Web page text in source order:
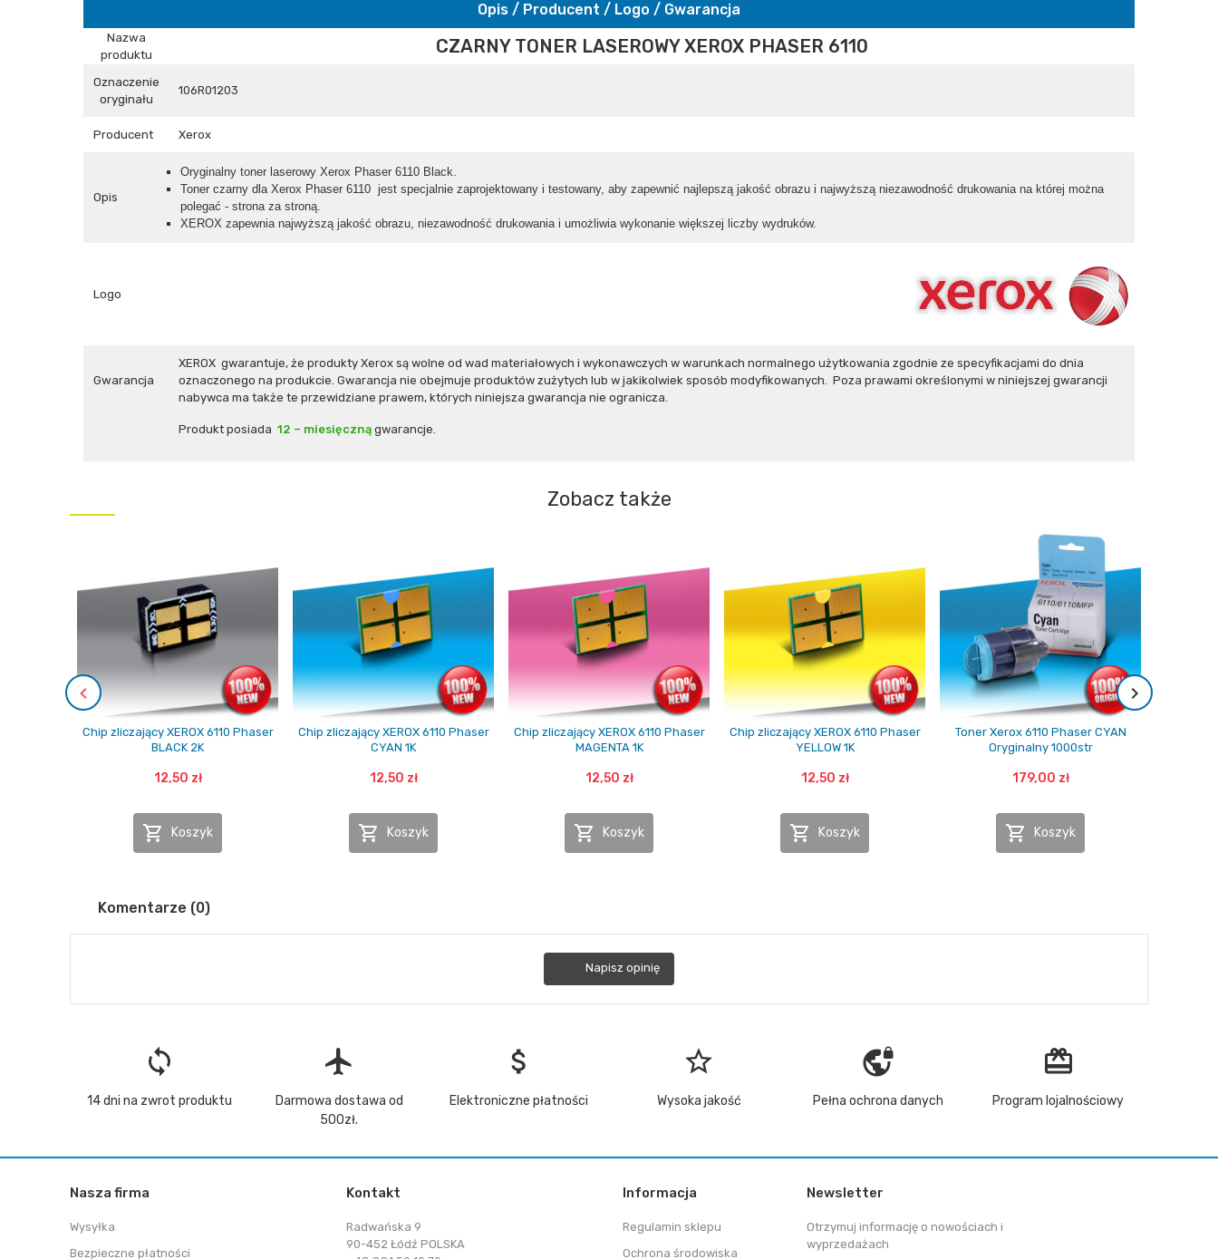
Opis / Producent / Logo / Gwarancja
Nazwa
produktu
CZARNY TONER LASEROWY XEROX PHASER 6110
Oznaczenie
oryginału
106R01203
Producent Xerox
Opis
Oryginalny toner laserowy Xerox Phaser 6110 Black.
Toner czarny dla Xerox Phaser 6110 jest specjalnie zaprojektowany i testowany, aby zapewnić najlepszą jakość obrazu i najwyższą niezawodność drukowania na której można
polegać - strona za stroną.
XEROX zapewnia najwyższą jakość obrazu, niezawodność drukowania i umożliwia wykonanie większej liczby wydruków.
Logo
Gwarancja
XEROX gwarantuje, że produkty Xerox są wolne od wad materiałowych i wykonawczych w warunkach normalnego użytkowania zgodnie ze specyfikacjami do dnia
oznaczonego na produkcie. Gwarancja nie obejmuje produktów zużytych lub w jakikolwiek sposób modyfikowanych. Poza prawami określonymi w niniejszej gwarancji
nabywca ma także te przewidziane prawem, których niniejsza gwarancja nie ogranicza.
Produkt posiada 12 – miesięczną gwarancje.
Zobacz także
Chip zliczający XEROX 6110 Phaser
BLACK 2K
12,50 zł
 Koszyk
Chip zliczający XEROX 6110 Phaser
CYAN 1K
12,50 zł
 Koszyk
Chip zliczający XEROX 6110 Phaser
MAGENTA 1K
12,50 zł
 Koszyk
Chip zliczający XEROX 6110 Phaser
YELLOW 1K
12,50 zł
 Koszyk
Toner Xerox 6110 Phaser CYAN
Oryginalny 1000str
179,00 zł
 Koszyk
Komentarze (0)
Napisz opinię
loop
14 dni na zwrot produktu
flight
Darmowa dostawa od
500zł.
attach_money
Elektroniczne płatności
star_border
Wysoka jakość
vpn_lock
Pełna ochrona danych
redeem
Program lojalnościowy
Nasza firma
Wysyłka
Bezpieczne płatności
Kontakt
Radwańska 9
90-452 Łódź POLSKA
Informacja
Regulamin sklepu
Ochrona środowiska
Newsletter
Otrzymuj informację o nowościach i
wyprzedażach